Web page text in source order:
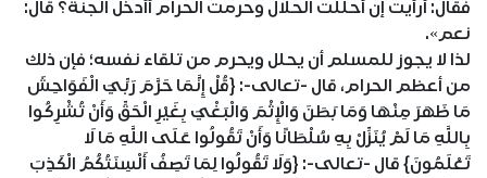
فقال: أرأيت إن أحللت الحلال وحرمت الحرام أأدخل الجنة؟ قال:
نعم».
لذا لا يجوز للمسلم أن يحلل ويحرم من تلقاء نفسه؛ فإن ذلك
من أعظم الحرام، قال -تعالى-: {قُلْ إِنَّمَا حَرَّمَ رَبِّيَ الْفَوَاحِشَ
مَا ظَهَرَ مِنْهَا وَمَا بَطَنَ وَالْإِثْمَ وَالْبَغْيَ بِغَيْرِ الْحَقِّ وَأَنْ تُشْرِكُوا
بِاللَّهِ مَا لَمْ يُنَزِّلْ بِهِ سُلْطَانًا وَأَنْ تَقُولُوا عَلَى اللَّهِ مَا لَا
تَعْلَمُونَ} قال -تعالى-: {وَلَا تَقُولُوا لِمَا تَصِفُ أَلْسِنَتُكُمُ الْكَذِبَ